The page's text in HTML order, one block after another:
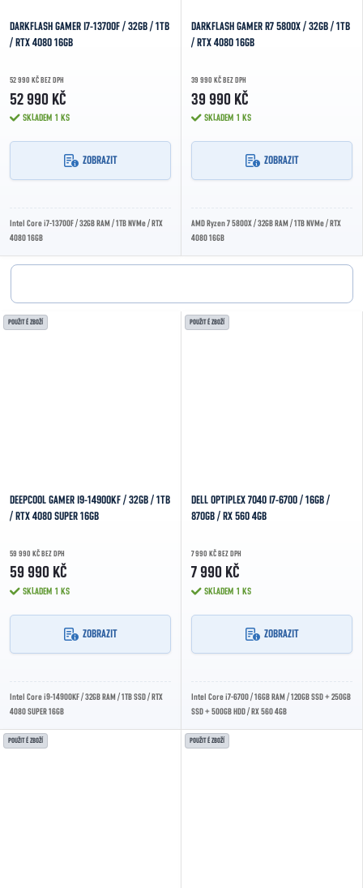
DARKFLASH GAMER I7-13700F / 32GB / 1TB
/ RTX 4080 16GB
52 990 KČ BEZ DPH
52 990 KČ
SKLADEM 1 KS
ZOBRAZIT
Intel Core i7-13700F / 32GB RAM / 1TB NVMe / RTX
4080 16GB
DARKFLASH GAMER R7 5800X / 32GB / 1TB
/ RTX 4080 16GB
39 990 KČ BEZ DPH
39 990 KČ
SKLADEM 1 KS
ZOBRAZIT
AMD Ryzen 7 5800X / 32GB RAM / 1TB NVMe / RTX
4080 16GB
POUŽITÉ ZBOŽÍ
DEEPCOOL GAMER I9-14900KF / 32GB / 1TB
/ RTX 4080 SUPER 16GB
59 990 KČ BEZ DPH
59 990 KČ
SKLADEM 1 KS
ZOBRAZIT
Intel Core i9-14900KF / 32GB RAM / 1TB SSD / RTX
4080 SUPER 16GB
POUŽITÉ ZBOŽÍ
DELL OPTIPLEX 7040 I7-6700 / 16GB /
870GB / RX 560 4GB
7 990 KČ BEZ DPH
7 990 KČ
SKLADEM 1 KS
ZOBRAZIT
Intel Core i7-6700 / 16GB RAM / 120GB SSD + 250GB
SSD + 500GB HDD / RX 560 4GB
POUŽITÉ ZBOŽÍ POUŽITÉ ZBOŽÍ